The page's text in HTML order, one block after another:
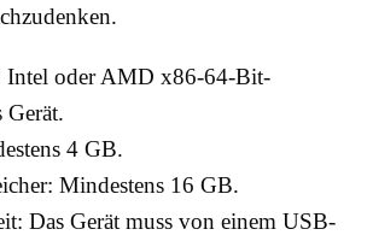
Intel oder AMD x86-64-Bit-
Gerät.
4 GB.
Mindestens 16 GB.
Das Gerät muss von einem USB-